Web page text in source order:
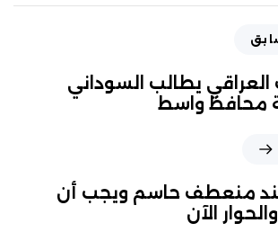
يطالب السوداني
محافظ واسط
عند منعطف حاسم ويجب أن
الآن